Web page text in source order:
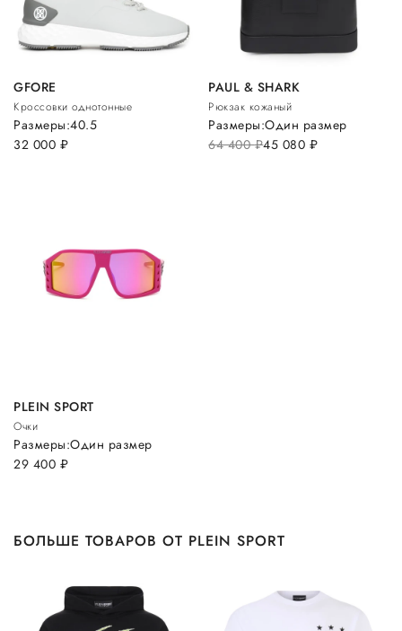
GFORE
Кроссовки однотонные
32 000 руб.
Размеры:40.5
PAUL & SHARK
Рюкзак кожаный
64 400руб.45 080 руб.
Размеры:Один размер
PLEIN SPORT
Очки
29 400 руб.
Размеры:Один размер
БОЛЬШЕ ТОВАРОВ ОТ PLEIN SPORT